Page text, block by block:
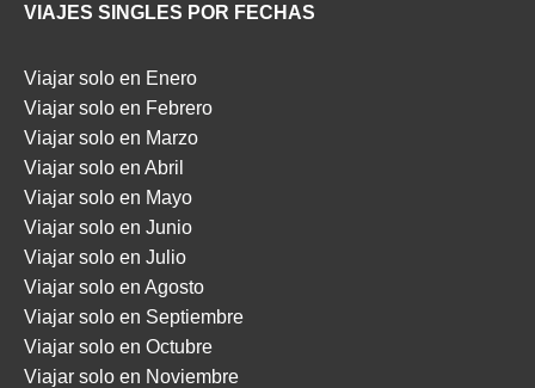
VIAJES SINGLES POR FECHAS
Viajar solo en Enero
Viajar solo en Febrero
Viajar solo en Marzo
Viajar solo en Abril
Viajar solo en Mayo
Viajar solo en Junio
Viajar solo en Julio
Viajar solo en Agosto
Viajar solo en Septiembre
Viajar solo en Octubre
Viajar solo en Noviembre